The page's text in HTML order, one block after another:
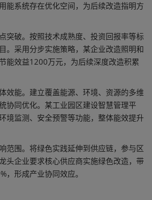
能系统存在优化空间，为后续改造指明方
突破。按照技术成熟度、投资回报率等标
。采用分步实施策略，某企业改造照明和
能效益1200万元，为后续深度改造积累
效能。建立覆盖能源、环境、资源的多维
协同优化。某工业园区建设智慧管理平
境监测、安全预警等功能，整体能效提升
范围。将绿色实践延伸到供应链，参与区
头企业要求核心供应商实施绿色改造，带
，形成产业协同效应。